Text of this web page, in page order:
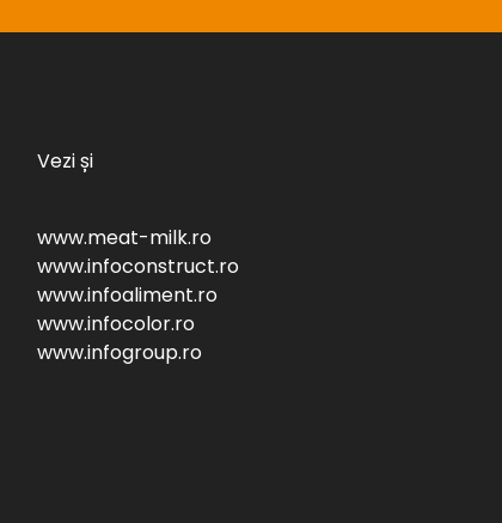
Vezi și
www.meat-milk.ro
www.infoconstruct.ro
www.infoaliment.ro
www.infocolor.ro
www.infogroup.ro